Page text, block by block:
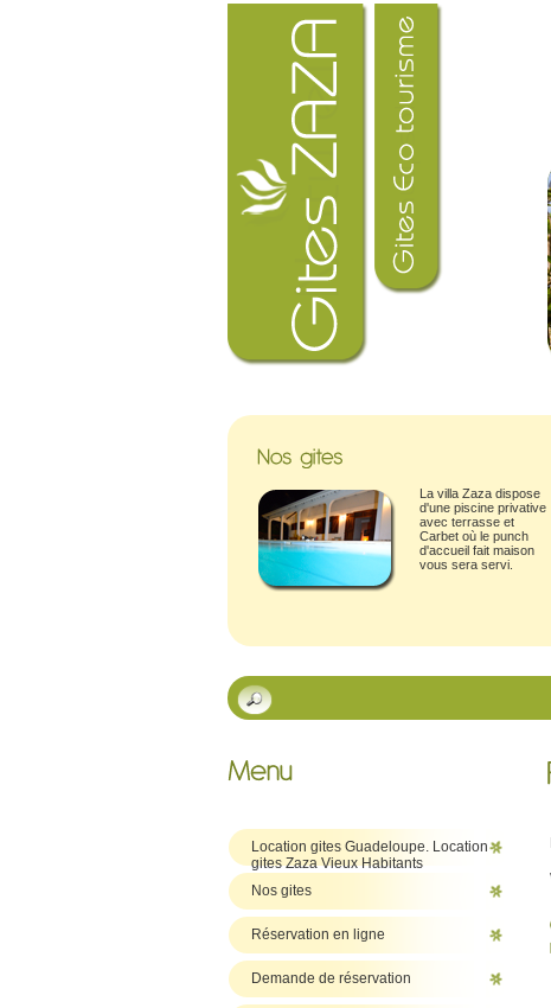
La villa Zaza dispose
d'une piscine privative
avec terrasse et
Carbet où le punch
d'accueil fait maison
vous sera servi.
Location gites Guadeloupe. Location
gites Zaza Vieux Habitants
Nos gites
Réservation en ligne
Demande de réservation